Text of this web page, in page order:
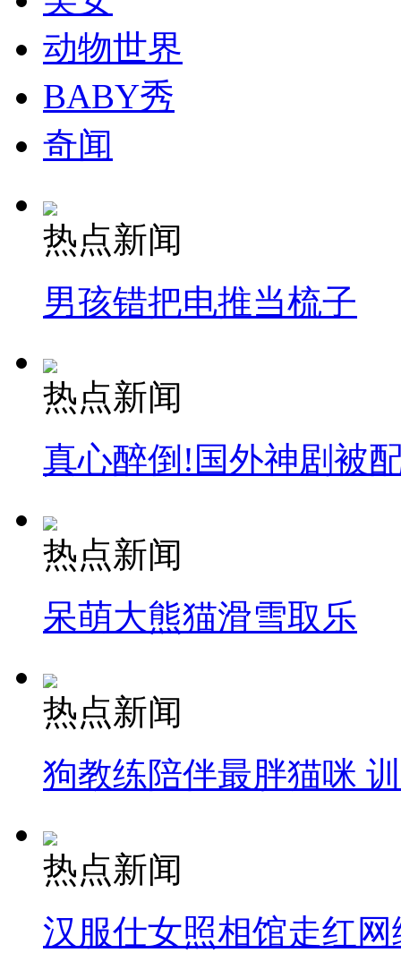
纽约上演“枕头大战”
司机酒驾遇交警 急速倒车逃窜
动物世界
BABY秀
奇闻
热点新闻
男孩错把电推当梳子
热点新闻
真心醉倒!国外神剧被
热点新闻
呆萌大熊猫滑雪取乐
热点新闻
狗教练陪伴最胖猫咪
热点新闻
汉服仕女照相馆走红网